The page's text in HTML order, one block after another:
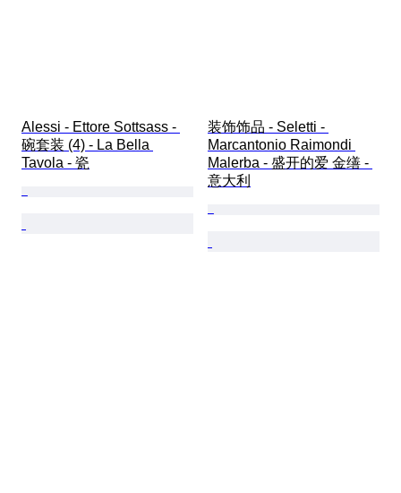
Alessi - Ettore Sottsass -
碗套装 (4) - La Bella
Tavola - 瓷
装饰饰品 - Seletti -
Marcantonio Raimondi
Malerba - 盛开的爱 金缮 -
意大利